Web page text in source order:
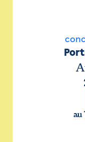
au